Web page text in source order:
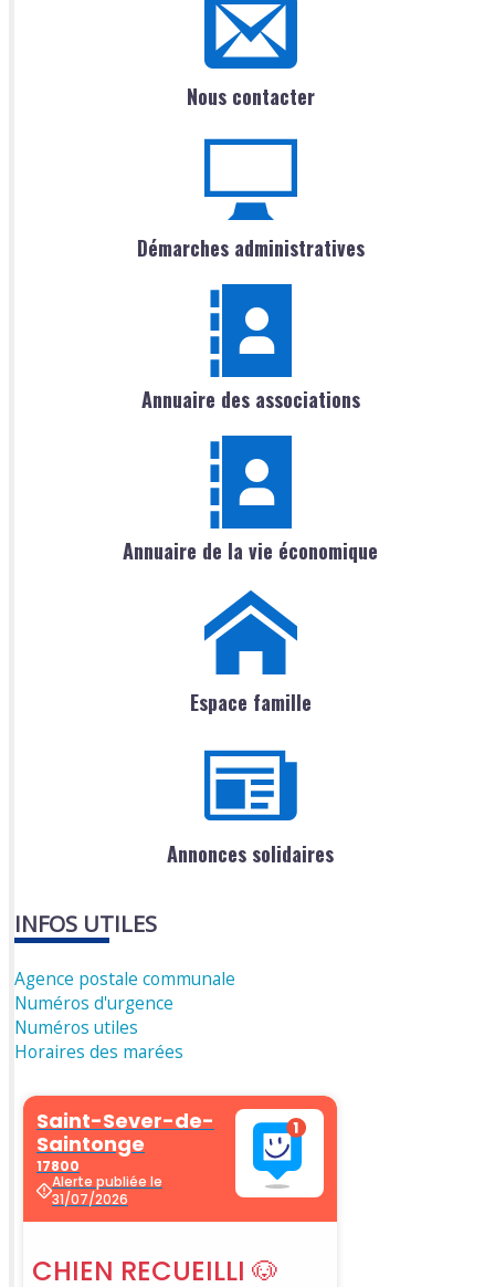
Nous contacter
Démarches administratives
Annuaire des associations
Annuaire de la vie économique
Espace famille
Annonces solidaires
INFOS UTILES
Agence postale communale
Numéros d'urgence
Numéros utiles
Horaires des marées